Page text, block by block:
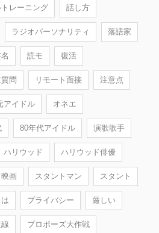
トレーニング 話し方
ラジオパーソナリティ 落語家
読モ 復活
問 リモート面接 注意点
アイドル オネエ
80年代アイドル 演歌歌手
ハリウッド ハリウッド俳優
画 スタントマン スタント
プライバシー 厳しい
プロポーズ大作戦